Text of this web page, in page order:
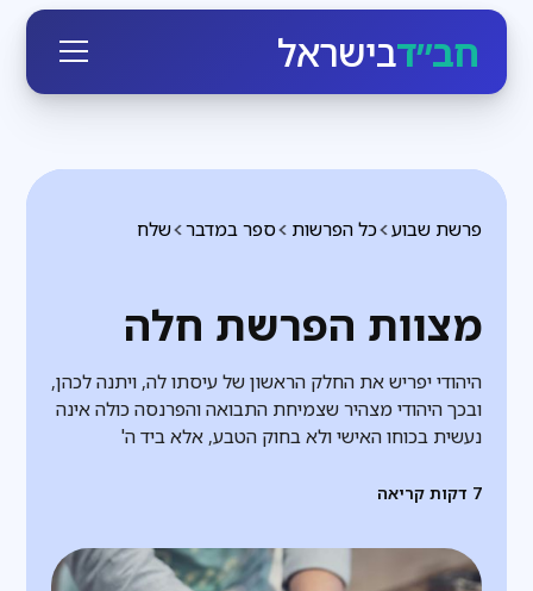
חב״דבישראל
שלח ספר במדבר כל הפרשות פרשת שבוע
מצוות הפרשת חלה
היהודי יפריש את החלק הראשון של עיסתו לה, ויתנה לכהן,
ובכך היהודי מצהיר שצמיחת התבואה והפרנסה כולה אינה
נעשית בכוחו האישי ולא בחוק הטבע, אלא ביד ה'
7 דקות קריאה